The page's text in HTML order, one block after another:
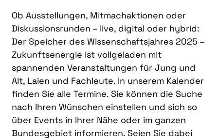
Ob Ausstellungen, Mitmachaktionen oder
Diskussionsrunden – live, digital oder hybrid:
Der Speicher des Wissenschaftsjahres 2025 –
Zukunftsenergie ist vollgeladen mit
spannenden Veranstaltungen für Jung und
Alt, Laien und Fachleute. In unserem Kalender
finden Sie alle Termine. Sie können die Suche
nach Ihren Wünschen einstellen und sich so
über Events in Ihrer Nähe oder im ganzen
Bundesgebiet informieren. Seien Sie dabei